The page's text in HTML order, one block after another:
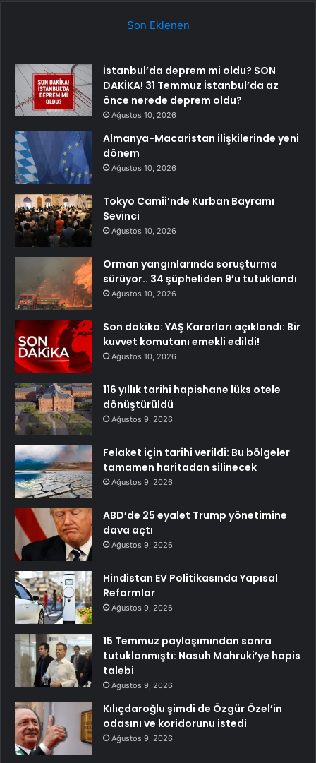
Son Eklenen
İstanbul’da deprem mi oldu? SON
DAKİKA! 31 Temmuz İstanbul’da az
önce nerede deprem oldu?
Ağustos 10, 2026
Almanya-Macaristan ilişkilerinde yeni
dönem
Ağustos 10, 2026
Tokyo Camii’nde Kurban Bayramı
Sevinci
Ağustos 10, 2026
Orman yangınlarında soruşturma
sürüyor.. 34 şüpheliden 9’u tutuklandı
Ağustos 10, 2026
Son dakika: YAŞ Kararları açıklandı: Bir
kuvvet komutanı emekli edildi!
Ağustos 10, 2026
116 yıllık tarihi hapishane lüks otele
dönüştürüldü
Ağustos 9, 2026
Felaket için tarihi verildi: Bu bölgeler
tamamen haritadan silinecek
Ağustos 9, 2026
ABD’de 25 eyalet Trump yönetimine
dava açtı
Ağustos 9, 2026
Hindistan EV Politikasında Yapısal
Reformlar
Ağustos 9, 2026
15 Temmuz paylaşımından sonra
tutuklanmıştı: Nasuh Mahruki’ye hapis
talebi
Ağustos 9, 2026
Kılıçdaroğlu şimdi de Özgür Özel’in
odasını ve koridorunu istedi
Ağustos 9, 2026